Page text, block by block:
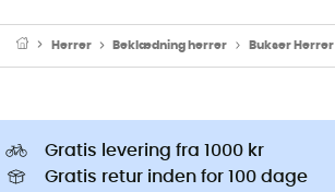
Herrer Beklædning herrer Bukser Herrer
Gratis levering fra 1000 kr
Gratis retur inden for 100 dage